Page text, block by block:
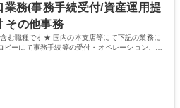
向けて先鞭をつける役割を担いたい、と
歴・資格 学歴：大学院
業務(事務手続受付/資産運用提
その他事務
む職種です★ 国内の本支店等にて下記の業務に
ーにて事務手続等の受付・オペレーション、お